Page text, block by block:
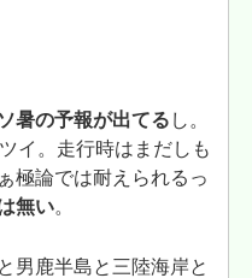
暑の予報が出てる し。
イ。走行時はまだしも
極論では耐えられるっ
無い。
男鹿半島と三陸海岸と